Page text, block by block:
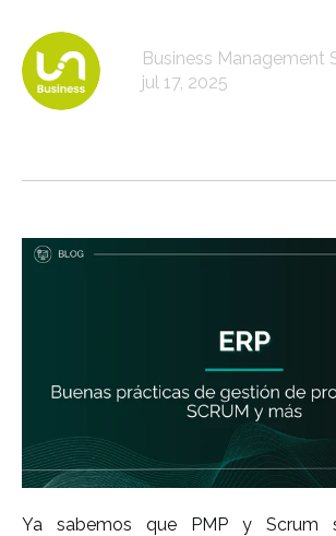
Business Management
jul 17, 2025
Ya sabemos que PMP y Scrum